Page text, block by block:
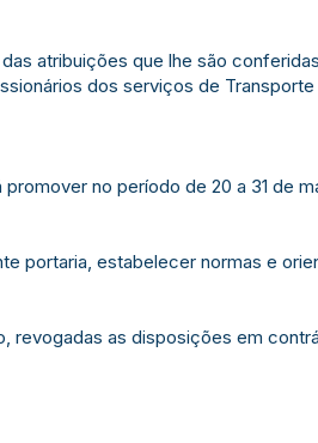
das atribuições que lhe são
dos serviços de
no período de 20 a 31 de
portaria, estabelecer normas e
revogadas as disposições em